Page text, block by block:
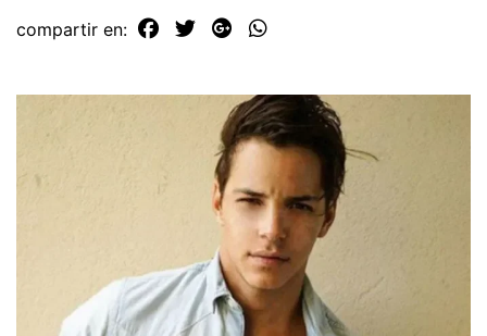
compartir en: